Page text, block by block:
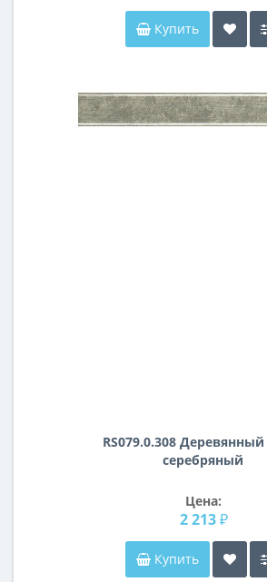
Купить
RS079.0.308 Деревянный
серебряный
Цена:
2 213 ₽
Купить